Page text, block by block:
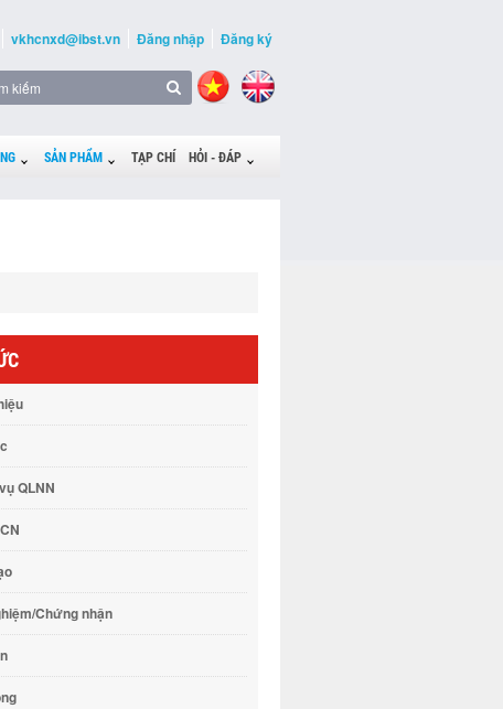
vkhcnxd@ibst.vn Đăng nhập Đăng ký
SẢN PHẨM TẠP CHÍ HỎI - ĐÁP
QLNN
Chứng nhận